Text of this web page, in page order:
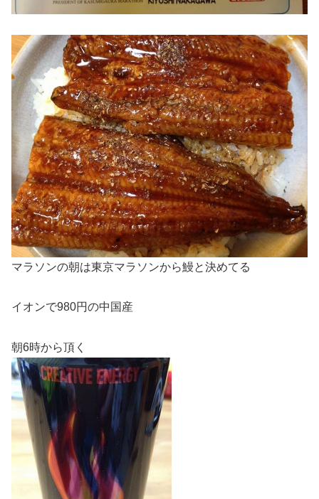
マラソンの朝は東京マラソンから鰻と決めてる
イオンで980円の中国産
朝6時から頂く